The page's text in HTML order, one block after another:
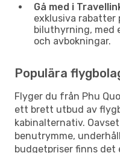
Gå med i
exklusiva rabatter
biluthyrning, med
och avbokningar.
Populära
Flyger du från Phu
ett brett utbud av
kabinalternativ.
benutrymme,
budgetpriser finns